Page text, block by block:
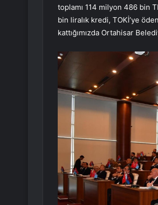
toplamı 114 milyon 486 bin
bin liralık kredi, TOKİ’ye
kattığımızda Ortahisar